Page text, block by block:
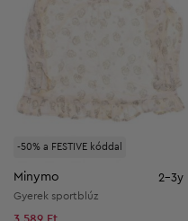
-50% a FESTIVE kóddal
Minymo 2-3y
Gyerek sportblúz